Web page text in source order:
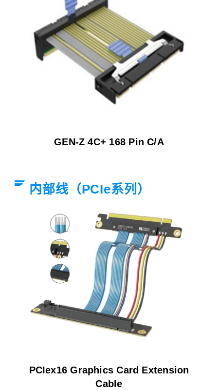
GEN-Z 4C+ 168 Pin C/A
内部线（PCIe系列）
PCIex16 Graphics Card Extension
Cable